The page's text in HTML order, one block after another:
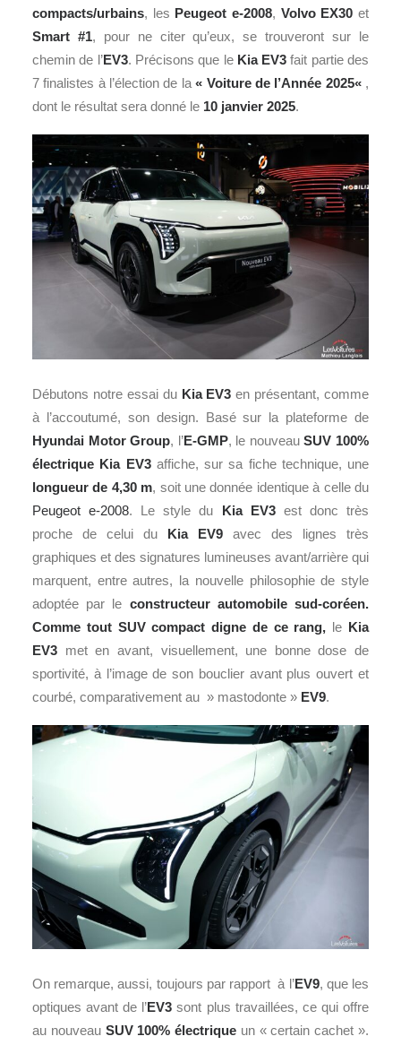
compacts/urbains, les Peugeot e-2008, Volvo EX30 et
Smart #1, pour ne citer qu’eux, se trouveront sur le
chemin de l’EV3. Précisons que le Kia EV3 fait partie des
7 finalistes à l’élection de la« Voiture de l’Année 2025« ,
dont le résultat sera donné le 10 janvier 2025.
Débutons notre essai du Kia EV3 en présentant, comme
à l’accoutumé, son design. Basé sur la plateforme de
Hyundai Motor Group, l’E-GMP, le nouveauSUV 100%
électrique Kia EV3affiche, sur sa fiche technique, une
longueur de 4,30 m, soit une donnée identique à celle du
Peugeot e-2008. Le style du Kia EV3est donc très
proche de celui du Kia EV9 avec des lignes très
graphiques et des signatures lumineuses avant/arrière qui
marquent, entre autres, la nouvelle philosophie de style
adoptée par le constructeur automobile sud-coréen.
Comme tout SUV compact digne de ce rang, le Kia
EV3 met en avant, visuellement, une bonne dose de
sportivité, à l’image de son bouclier avant plus ouvert et
courbé, comparativement au » mastodonte » EV9.
On remarque, aussi, toujours par rapport à l’EV9, que les
optiques avant de l’EV3 sont plus travaillées, ce qui offre
au nouveau SUV 100% électrique un « certain cachet ».